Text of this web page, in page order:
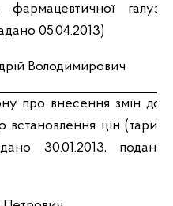
фармацевтичної
05.04.2013)
Володимирович
про внесення змін до
встановлення цін
30.01.2013,